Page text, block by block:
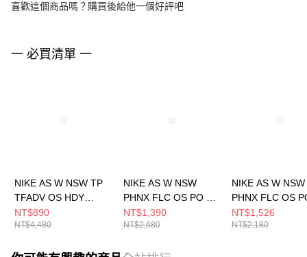
喜歡這個商品嗎？購買後給他一個好評吧
一 必買清單 一
NIKE AS W NSW TP
TFADV OS HDY
NKFWD 女 連帽上衣
FN0297077
NT$890
NT$4,480
NIKE AS W NSW
PHNX FLC OS PO HD
GCE 女 連帽上衣
HQ4869010
NT$1,390
NT$2,680
NIKE AS W NSW
PHNX FLC OS
HOODIE 女 連帽
DQ5861667
NT$1,526
NT$2,180